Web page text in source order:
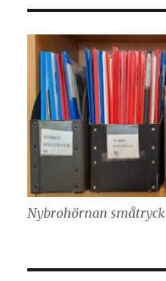
Nybrohörnan småtryck